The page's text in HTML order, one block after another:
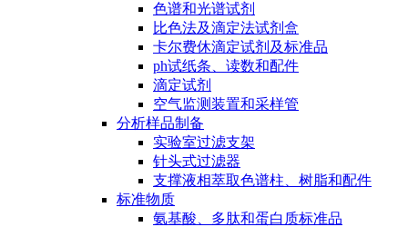
色谱和光谱试剂
比色法及滴定法试剂盒
卡尔费休滴定试剂及标准品
ph试纸条、读数和配件
滴定试剂
空气监测装置和采样管
分析样品制备
实验室过滤支架
针头式过滤器
支撑液相萃取色谱柱、树脂和配件
标准物质
氨基酸、多肽和蛋白质标准品